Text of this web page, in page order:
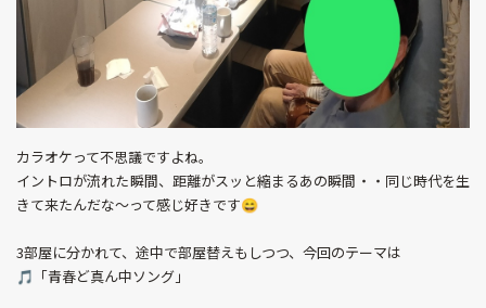
カラオケって不思議ですよね。
イントロが流れた瞬間、距離がスッと縮まるあの瞬間・・同じ時代を生
きて来たんだな～って感じ好きです😄
3部屋に分かれて、途中で部屋替えもしつつ、今回のテーマは
🎵「青春ど真ん中ソング」